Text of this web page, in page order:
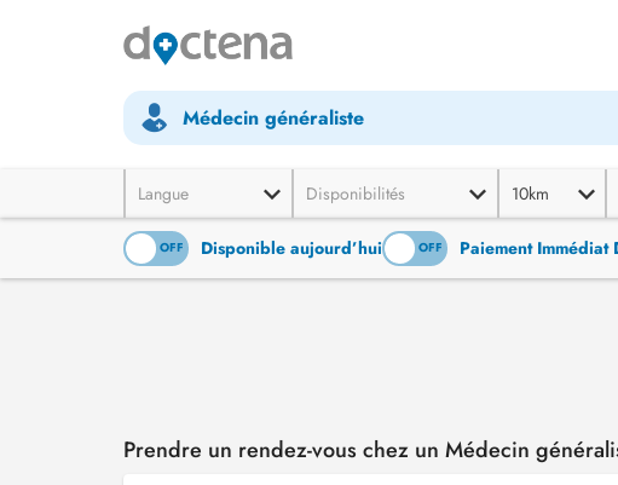
Médecin généraliste
Langue Disponibilités 10km
OFF Disponible aujourd’hui
ON OFF Paiement
Prendre un rendez-vous chez un Médecin